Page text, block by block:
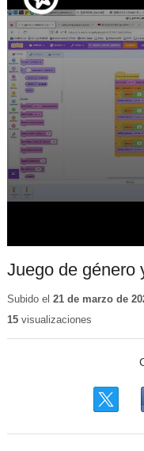
Juego de género
Subido el 21 de marzo de
15visualizaciones